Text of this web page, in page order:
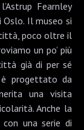
Astrup Fearnley
Il museo si
poco oltre il
un po’ più
già di per sé
è progettato da
una visita
Anche la
una serie di